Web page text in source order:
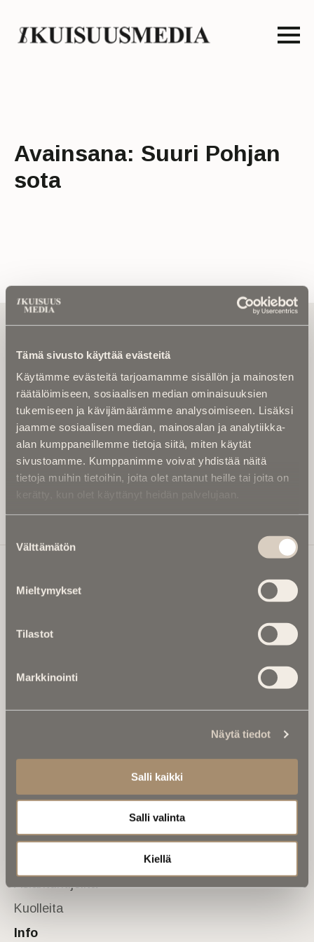
Tämä sivusto käyttää evästeitä
Käytämme evästeitä tarjoamamme sisällön ja mainosten
räätälöimiseen, sosiaalisen median ominaisuuksien
tukemiseen ja kävijämäärämme analysoimiseen. Lisäksi
jaamme sosiaalisen median, mainosalan ja analytiikka-
alan kumppaneillemme tietoja siitä, miten käytät
sivustoamme. Kumppanimme voivat yhdistää näitä
tietoja muihin tietoihin, joita olet antanut heille tai joita on
kerätty, kun olet käyttänyt heidän palvelujaan.
valinta
Välttämätön
Mieltymykset
Tilastot
Markkinointi
Näytä tiedot
Salli kaikki
Salli valinta
Kiellä
Avainsana: Suuri Pohjan
sota
Tilaa uutiskirje - Pääset heti parhaiden
Kirjoita alle sähköpostiosoitteesi niin saat kaksi kertaa
kuukaudessa Ikuisuusmedian uutiskirjeen ja varmistat,
etteivät kiinnostavat artikkelit jää huomaamatta.
Uutiskirje on maksuton eikä se velvoita mihinkään.
Kirjoita tähän sähköpostiosoite, johon haluat uutiskirjeen
Ikuisuusmedia
Ikuisuusmedia on kuolinuutisointiin keskittynyt uusi ja
valtakunnallinen mediabrändi. Julkaisemme uusimmat
Tietoa meistä
Etusivu
Kalenterista
Asiantuntijoilta
Kuolleita
Info